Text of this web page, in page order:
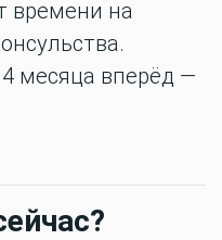
времени на
месяца вперёд —